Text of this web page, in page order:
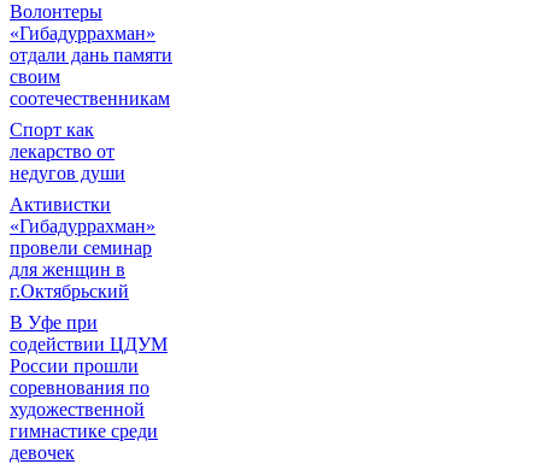
Волонтеры
«Гибадуррахман»
отдали дань памяти
своим
соотечественникам
Спорт как
лекарство от
недугов души
Активистки
«Гибадуррахман»
провели семинар
для женщин в
г.Октябрьский
В Уфе при
содействии ЦДУМ
России прошли
соревнования по
художественной
гимнастике среди
девочек